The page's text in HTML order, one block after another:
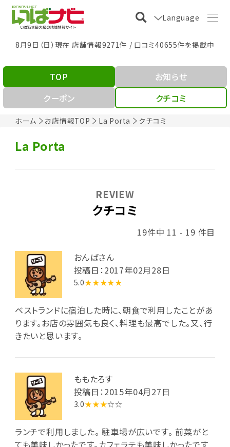
Language
8月9日（日）現在 店舗情報9271件 / 口コミ40655件を掲載中
ホーム お店情報TOP La Porta クチコミ
TOP
お知らせ
クーポン
クチコミ
La Porta
クチコミ
REVIEW
19件中 11 - 19 件目
おんばさん
投稿日：2017年02月28日
5.0★★★★★
ベストランドに宿泊した時に、朝食で利用したことがあ
ります。お店の雰囲気も良く、料理も最高でした。又、行
きたいと思います。
ももたろす
投稿日：2015年04月27日
3.0★★★☆☆
ランチで利用しました。 駐車場が広いです。 前菜がと
ても美味しかったです。カフェラテも美味しかったです